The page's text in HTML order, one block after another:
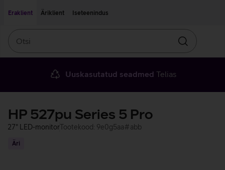
Eraklient
Äriklient Iseteenindus
Otsin
Uuskasutatud seadmed Telias
HP 527pu Series 5 Pro
27" LED-monitorTootekood: 9e0g5aa#abb
Äri